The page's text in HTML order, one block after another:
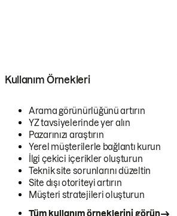
Kullanım Örnekleri
Arama görünürlüğünü artırın
YZ tavsiyelerinde yer alın
Pazarınızı araştırın
Yerel müşterilerle bağlantı kurun
İlgi çekici içerikler oluşturun
Teknik site sorunlarını düzeltin
Site dışı otoriteyi artırın
Müşteri stratejileri oluşturun
Tüm kullanım örneklerini görün